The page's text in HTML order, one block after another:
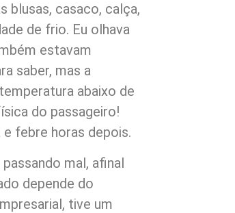
blusas, casaco, calça,
de frio. Eu olhava
estavam
saber, mas a
abaixo de
do passageiro!
febre horas depois.
mal, afinal
depende do
tive um